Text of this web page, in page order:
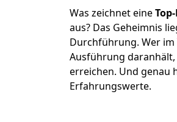
Was zeichnet eine
aus? Das Geheimnis
Durchführung. Wer
Ausführung
erreichen. Und genau
Erfahrungswerte.